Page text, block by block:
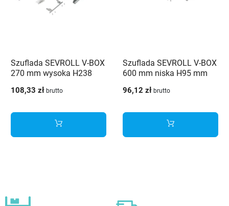
Szuflada SEVROLL V-BOX
270 mm wysoka H238
108,33 zł brutto
Szuflada SEVROLL V-BOX
600 mm niska H95 mm
96,12 zł brutto